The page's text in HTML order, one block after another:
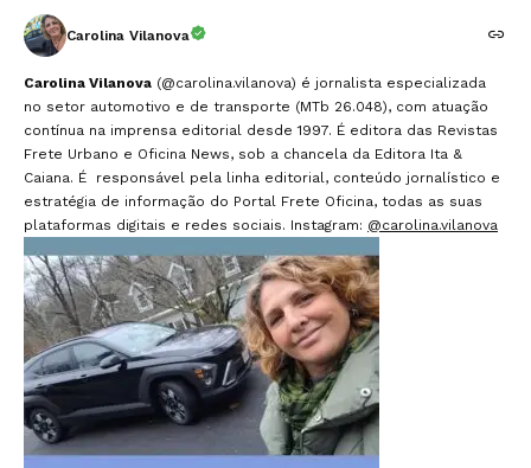
Carolina Vilanova
Carolina Vilanova (@carolina.vilanova) é jornalista especializada
no setor automotivo e de transporte (MTb 26.048), com atuação
contínua na imprensa editorial desde 1997. É editora das Revistas
Frete Urbano e Oficina News, sob a chancela da Editora Ita &
Caiana. É responsável pela linha editorial, conteúdo jornalístico e
estratégia de informação do Portal Frete Oficina, todas as suas
plataformas digitais e redes sociais. Instagram: @carolina.vilanova